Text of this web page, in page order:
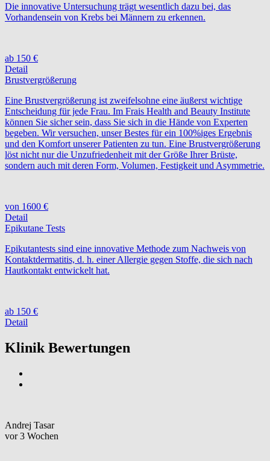
Die innovative Untersuchung trägt wesentlich dazu bei, das
Vorhandensein von Krebs bei Männern zu erkennen.
ab 150 €
Detail
Brustvergrößerung
Eine Brustvergrößerung ist zweifelsohne eine äußerst wichtige
Entscheidung für jede Frau. Im Frais Health and Beauty Institute
können Sie sicher sein, dass Sie sich in die Hände von Experten
begeben. Wir versuchen, unser Bestes für ein 100%iges Ergebnis
und den Komfort unserer Patienten zu tun. Eine Brustvergrößerung
löst nicht nur die Unzufriedenheit mit der Größe Ihrer Brüste,
sondern auch mit deren Form, Volumen, Festigkeit und Asymmetrie.
von 1600 €
Detail
Epikutane Tests
Epikutantests sind eine innovative Methode zum Nachweis von
Kontaktdermatitis, d. h. einer Allergie gegen Stoffe, die sich nach
Hautkontakt entwickelt hat.
ab 150 €
Detail
Klinik Bewertungen
Andrej Tasar
vor 3 Wochen